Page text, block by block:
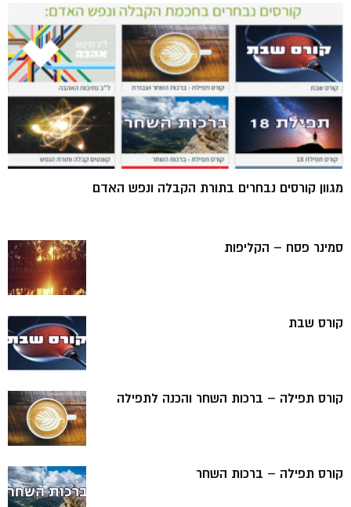
מגוון קורסים נבחרים בתורת הקבלה ונפש האדם
סמינר פסח – הקליפות
קורס שבת
קורס תפילה – ברכות השחר והכנה לתפילה
קורס תפילה – ברכות השחר